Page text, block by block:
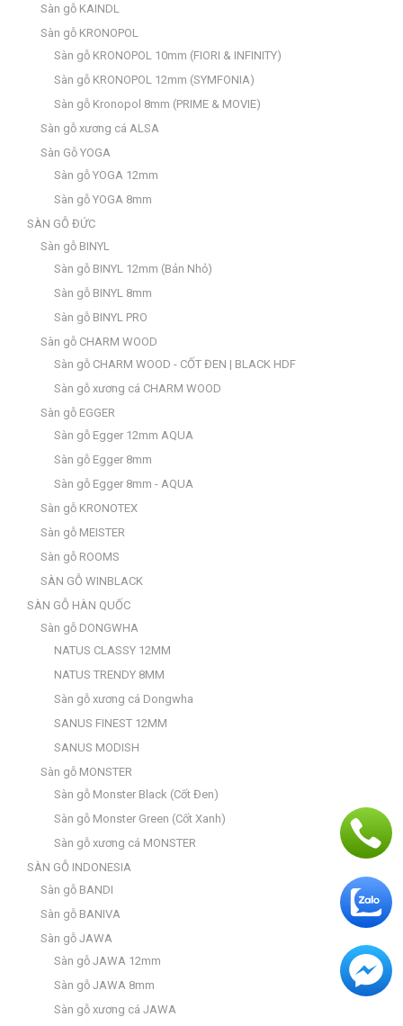
Sàn gỗ KAINDL
Sàn gỗ KRONOPOL
Sàn gỗ KRONOPOL 10mm (FIORI & INFINITY)
Sàn gỗ KRONOPOL 12mm (SYMFONIA)
Sàn gỗ Kronopol 8mm (PRIME & MOVIE)
Sàn gỗ xương cá ALSA
Sàn Gỗ YOGA
Sàn gỗ YOGA 12mm
Sàn gỗ YOGA 8mm
SÀN GỖ ĐỨC
Sàn gỗ BINYL
Sàn gỗ BINYL 12mm (Bản Nhỏ)
Sàn gỗ BINYL 8mm
Sàn gỗ BINYL PRO
Sàn gỗ CHARM WOOD
Sàn gỗ CHARM WOOD - CỐT ĐEN | BLACK HDF
Sàn gỗ xương cá CHARM WOOD
Sàn gỗ EGGER
Sàn gỗ Egger 12mm AQUA
Sàn gỗ Egger 8mm
Sàn gỗ Egger 8mm - AQUA
Sàn gỗ KRONOTEX
Sàn gỗ MEISTER
Sàn gỗ ROOMS
SÀN GỖ WINBLACK
SÀN GỖ HÀN QUỐC
Sàn gỗ DONGWHA
NATUS CLASSY 12MM
NATUS TRENDY 8MM
Sàn gỗ xương cá Dongwha
SANUS FINEST 12MM
SANUS MODISH
Sàn gỗ MONSTER
Sàn gỗ Monster Black (Cốt Đen)
Sàn gỗ Monster Green (Cốt Xanh)
Sàn gỗ xương cá MONSTER
SÀN GỖ INDONESIA
Sàn gỗ BANDI
Sàn gỗ BANIVA
Sàn gỗ JAWA
Sàn gỗ JAWA 12mm
Sàn gỗ JAWA 8mm
Sàn gỗ xương cá JAWA